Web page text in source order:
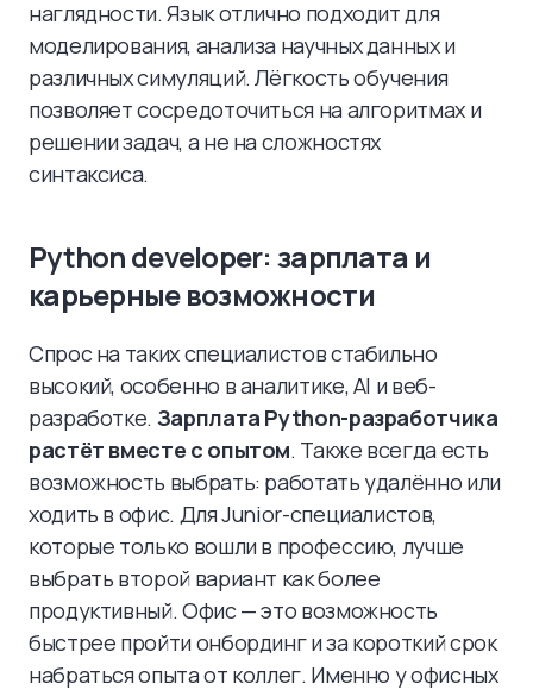
наглядности. Язык отлично подходит для
моделирования, анализа научных данных и
различных симуляций. Лёгкость обучения
позволяет сосредоточиться на алгоритмах и
решении задач, а не на сложностях
синтаксиса.
Python developer: зарплата и
карьерные возможности
Спрос на таких специалистов стабильно
высокий, особенно в аналитике, AI и веб-
разработке. Зарплата Python-разработчика
растёт вместе с опытом. Также всегда есть
возможность выбрать: работать удалённо или
ходить в офис. Для Junior-специалистов,
которые только вошли в профессию, лучше
выбрать второй вариант как более
продуктивный. Офис — это возможность
быстрее пройти онбординг и за короткий срок
набраться опыта от коллег. Именно у офисных